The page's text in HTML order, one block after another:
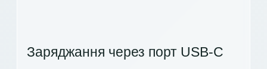
Заряджання через порт USB-C